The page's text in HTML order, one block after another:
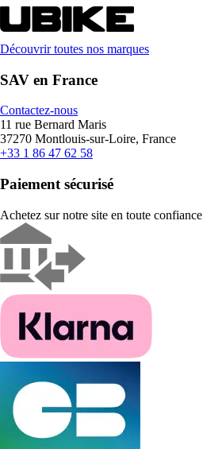
Découvrir toutes nos marques
SAV en France
Contactez-nous
11 rue Bernard Maris
37270 Montlouis-sur-Loire, France
+33 1 86 47 62 58
Paiement sécurisé
Achetez sur notre site en toute confiance